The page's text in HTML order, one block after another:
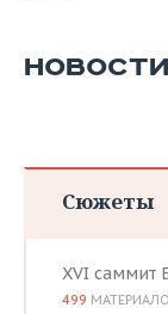
Сюжеты
XVI саммит
499